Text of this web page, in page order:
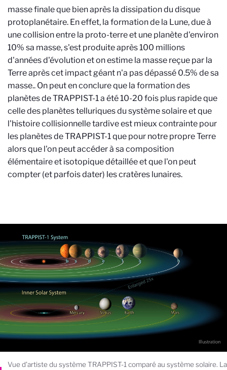
masse finale que bien après la dissipation du disque
protoplanétaire. En effet, la formation de la Lune, due à
une collision entre la proto-terre et une planète d'environ
10% sa masse, s'est produite après 100 millions
d'années d'évolution et on estime la masse reçue par la
Terre après cet impact géant n'a pas dépassé 0.5% de sa
masse.. On peut en conclure que la formation des
planètes de TRAPPIST-1 a été 10-20 fois plus rapide que
celle des planètes telluriques du système solaire et que
l'histoire collisionnelle tardive est mieux contrainte pour
les planètes de TRAPPIST-1 que pour notre propre Terre
alors que l'on peut accéder à sa composition
élémentaire et isotopique détaillée et que l'on peut
compter (et parfois dater) les cratères lunaires.
Vue d'artiste du système TRAPPIST-1 comparé au système solaire. La